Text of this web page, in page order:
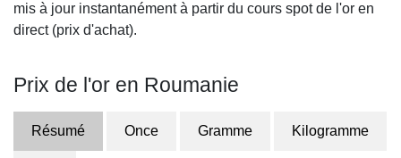
mis à jour instantanément à partir du cours spot de l'or en
direct (prix d'achat).
Prix de l'or en Roumanie
Résumé Once Gramme Kilogramme